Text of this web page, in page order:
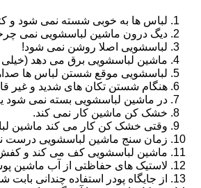
لباس ها به خوبی شسته نمی شود و
دیگ درون ماشین لباسشویی نمی
لباسشویی اصلا روشن نمی شود!
ماشین لباسشویی برق می دهد (خیلی
لباسشویی موقع شستن لباس ها
هنگام شستن تکان های شدید و غیر
در ماشین لباسشویی بسته نمی شود
خشک کن ماشین کار نمی کند.
وقتی خشک کن کار می کند ماشین
زمان سنج ماشین لباسشویی درست
ماشین لباسشویی کف می کند و
لاستیک های حفاظتی از آب ماشین
از جایگاه پودر استفاده چندانی